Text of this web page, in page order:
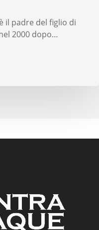
il padre del figlio di
2000 dopo…